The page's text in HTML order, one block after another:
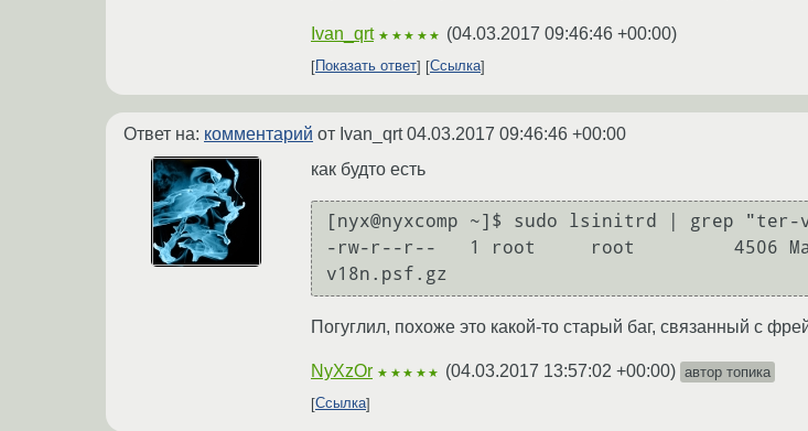
Ivan_qrt ★★★★★ (04.03.2017 09:46:46 +00:00)
Показать ответ Ссылка
Ответ на: комментарий от Ivan_qrt04.03.2017 09:46:46 +00:00
как будто есть
[nyx@nyxcomp ~]$ sudo lsinitrd | grep "ter-
-rw-r--r--   1 root     root         4506
v18n.psf.gz
Погуглил, похоже это какой-то старый баг, связанный с
NyXzOr ★★★★★ (04.03.2017 13:57:02 +00:00) автор топика
Ссылка